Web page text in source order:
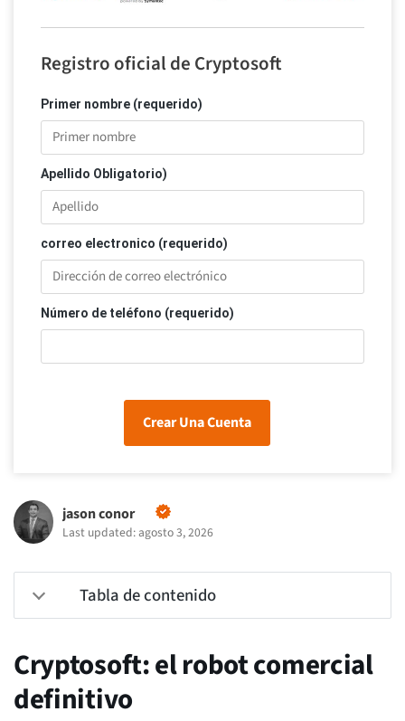
Registro oficial de Cryptosoft
Primer nombre (requerido)
Apellido Obligatorio)
correo electronico (requerido)
Número de teléfono (requerido)
Crear Una Cuenta
jason conor
Last updated: agosto 3, 2026
Tabla de contenido
Cryptosoft: el robot comercial
definitivo